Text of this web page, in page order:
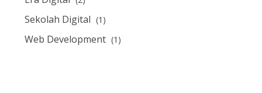
Sekolah Digital (1)
Web Development (1)